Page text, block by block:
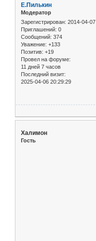
Е.Пилькин
Модератор
Зарегистрирован: 2014-04-07
Приглашений: 0
Сообщений: 374
Уважение: +133
Позитив: +19
Провел на форуме:
11 дней 7 часов
Последний визит:
2025-04-06 20:29:29
Халимон
Гость